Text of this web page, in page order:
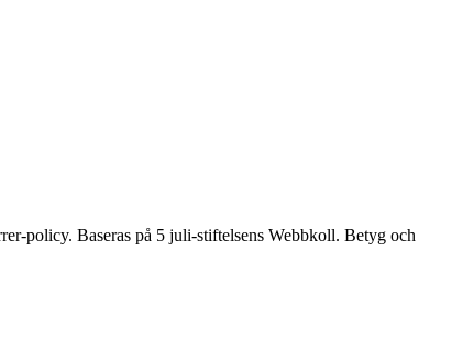
policy. Baseras på 5 juli-stiftelsens Webbkoll. Betyg och